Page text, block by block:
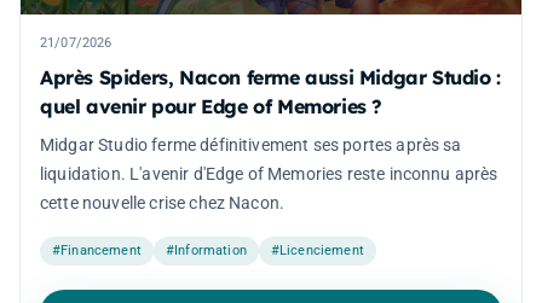
21/07/2026
Après Spiders, Nacon ferme aussi Midgar Studio :
quel avenir pour Edge of Memories ?
Midgar Studio ferme définitivement ses portes après sa
liquidation. L'avenir d'Edge of Memories reste inconnu après
cette nouvelle crise chez Nacon.
#Financement #Information #Licenciement